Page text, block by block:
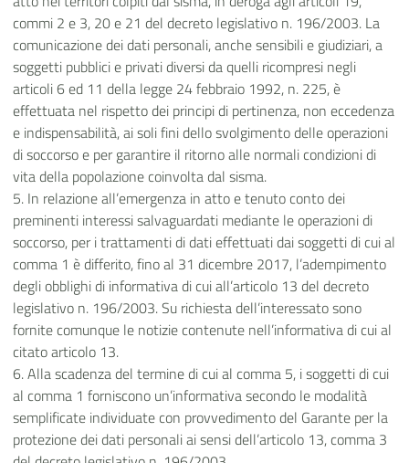
commi 2 e 3, 20 e 21 del decreto legislativo n. 196/2003. La
comunicazione dei dati personali, anche sensibili e giudiziari, a
soggetti pubblici e privati diversi da quelli ricompresi negli
articoli 6 ed 11 della legge 24 febbraio 1992, n. 225, è
effettuata nel rispetto dei principi di pertinenza, non eccedenza
e indispensabilità, ai soli fini dello svolgimento delle operazioni
di soccorso e per garantire il ritorno alle normali condizioni di
vita della popolazione coinvolta dal sisma.
5. In relazione all’emergenza in atto e tenuto conto dei
preminenti interessi salvaguardati mediante le operazioni di
soccorso, per i trattamenti di dati effettuati dai soggetti di cui al
comma 1 è differito, fino al 31 dicembre 2017, l’adempimento
degli obblighi di informativa di cui all’articolo 13 del decreto
legislativo n. 196/2003. Su richiesta dell’interessato sono
fornite comunque le notizie contenute nell’informativa di cui al
citato articolo 13.
6. Alla scadenza del termine di cui al comma 5, i soggetti di cui
al comma 1 forniscono un’informativa secondo le modalità
semplificate individuate con provvedimento del Garante per la
protezione dei dati personali ai sensi dell’articolo 13, comma 3